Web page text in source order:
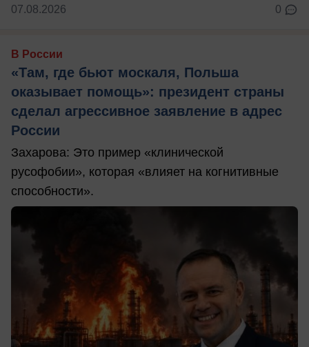
07.08.2026 0
В России
«Там, где бьют москаля, Польша
оказывает помощь»: президент страны
сделал агрессивное заявление в адрес
России
Захарова: Это пример «клинической
русофобии», которая «влияет на когнитивные
способности».